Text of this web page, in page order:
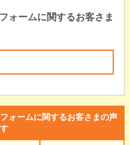
ォームに関するお客さま
ォームに関するお客さまの声